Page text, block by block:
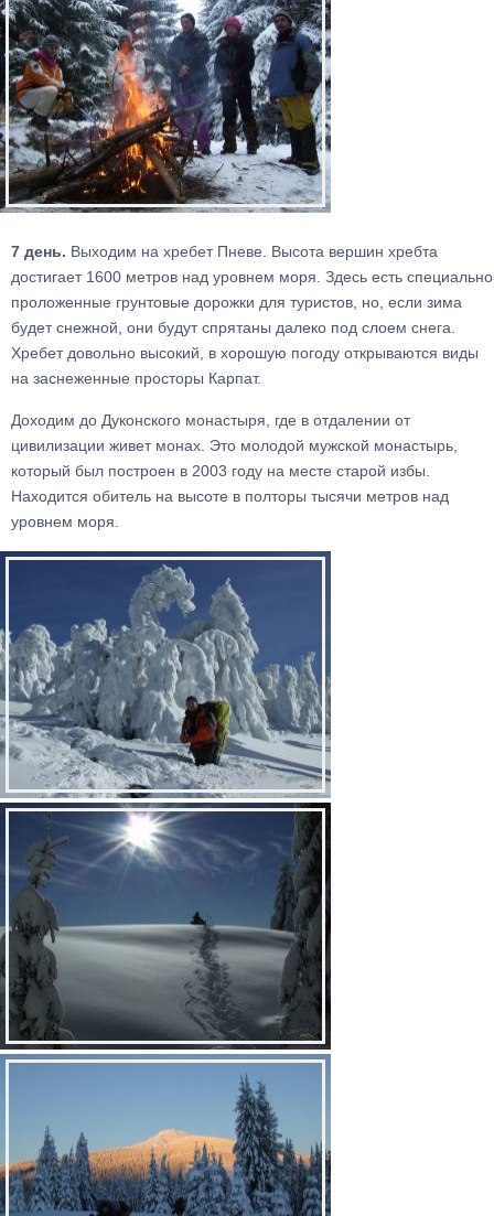
7 день. Выходим на хребет Пневе. Высота вершин хребта
достигает 1600 метров над уровнем моря. Здесь есть специально
проложенные грунтовые дорожки для туристов, но, если зима
будет снежной, они будут спрятаны далеко под слоем снега.
Хребет довольно высокий, в хорошую погоду открываются виды
на заснеженные просторы Карпат.
Доходим до Дуконского монастыря, где в отдалении от
цивилизации живет монах. Это молодой мужской монастырь,
который был построен в 2003 году на месте старой избы.
Находится обитель на высоте в полторы тысячи метров над
уровнем моря.